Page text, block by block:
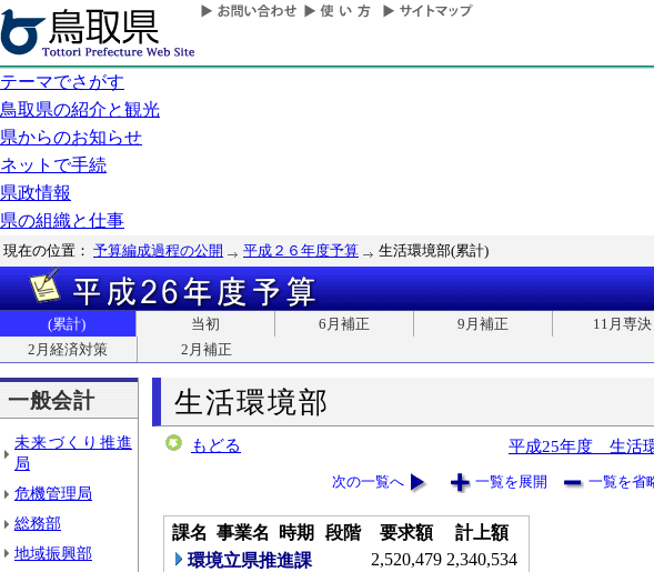
テーマでさがす
鳥取県の紹介と観光
県からのお知らせ
ネットで手続
県政情報
県の組織と仕事
現在の位置： 予算編成過程の公開 平成２６年度予算 生活環境部(累計)
(累計) 当初 6月補正 9月補正
11月専決
2月経済対策
2月補正
一般会計
未来づくり推進
局
危機管理局
総務部
地域振興部
生活環境部
もどる 平成25年度 生活
次の一覧へ 一覧を展開 一覧を省
課名 事業名 時期 段階 要求額
計上額
環境立県推進課
2,520,479 2,340,534